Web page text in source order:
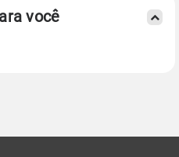
você